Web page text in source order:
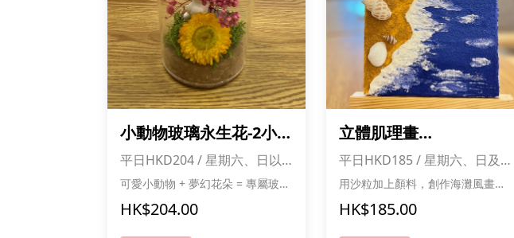
小動物玻璃永生花-2小
時
平日HKD204 / 星期六、日以
及公眾假期HKD232
可愛小動物 + 夢幻花朵 = 專屬玻璃
話感場景 永生花不凋謝，長久保存
HK$204.00
立體肌理畫
(15CM*15CM)-2小時
平日HKD185 / 星期六、日及
公眾假期HKD213
用沙粒加上顏料，創作海灘風畫
感 海洋主題，充滿夏日氣氛 發揮
HK$185.00